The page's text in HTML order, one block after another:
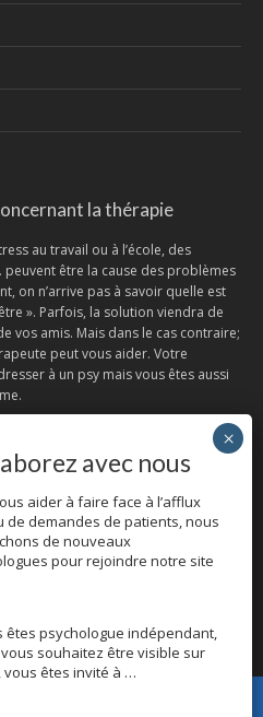
la thérapie
au travail ou à l’école, des
être la cause des problèmes
on n’arrive pas à savoir quelle est
». Parfois, la solution viendra de
vos amis. Mais dans le cas contraire;
peut vous aider. Votre
à un psy mais vous êtes aussi
avec nous
aider à faire face à l’afflux
de demandes de patients, nous
de nouveaux
pour rejoindre notre site
êtes psychologue indépendant,
souhaitez être visible sur
vous êtes invité à …
vous garantir la meilleure